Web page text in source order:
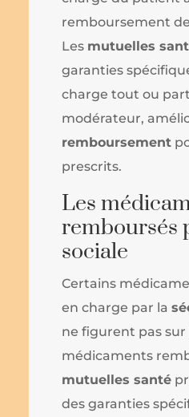
remboursement
Les mutuelles
garanties
charge tout ou
modérateur,
remboursement
prescrits.
Les
remboursés
sociale
Certains
en charge par la
ne figurent pas sur
médicaments
mutuelles santé
des garanties